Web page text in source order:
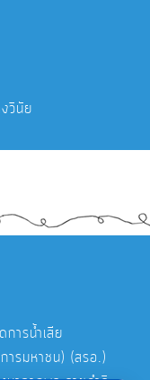
วินัย
ารน้ำเสีย
ารมหาชน) (สรอ.)